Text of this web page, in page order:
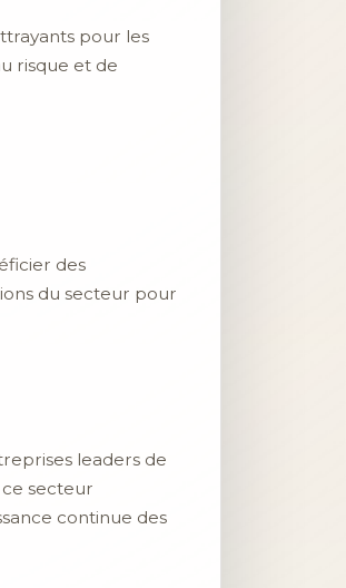
pour les
risque et de
des
du secteur pour
leaders de
secteur
continue des